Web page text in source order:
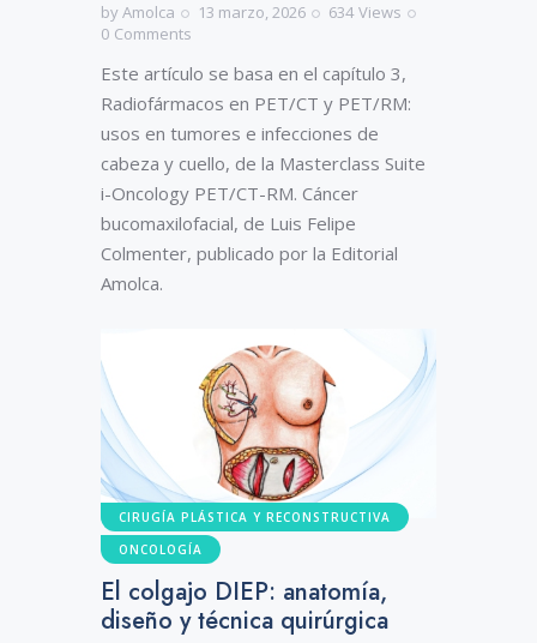
byAmolca 13 marzo, 2026 634 Views
0 Comments
Este artículo se basa en el capítulo 3,
Radiofármacos en PET/CT y PET/RM:
usos en tumores e infecciones de
cabeza y cuello, de la Masterclass Suite
i-Oncology PET/CT-RM. Cáncer
bucomaxilofacial, de Luis Felipe
Colmenter, publicado por la Editorial
Amolca.
CIRUGÍA PLÁSTICA Y RECONSTRUCTIVA
ONCOLOGÍA
El colgajo DIEP: anatomía,
diseño y técnica quirúrgica